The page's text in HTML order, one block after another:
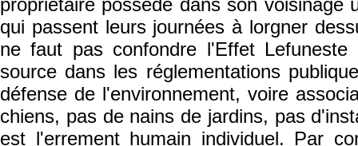
propriétaire possède dans son
qui passent leurs journées à lorgner
ne faut pas confondre l'Effet
source dans les réglementations
défense de l'environnement, voire
chiens, pas de nains de jardins, pas
est l'errement humain individuel. Par